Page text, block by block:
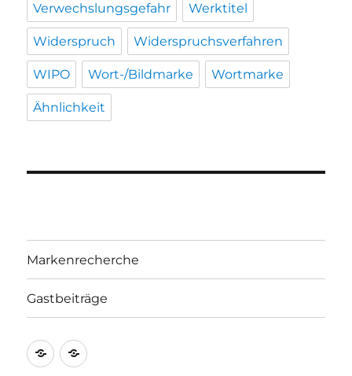
Verwechslungsgefahr Werktitel
Widerspruch Widerspruchsverfahren
WIPO Wort-/Bildmarke Wortmarke
Ähnlichkeit
Markenrecherche
Gastbeiträge
Markenrecherche
Gastbeiträge